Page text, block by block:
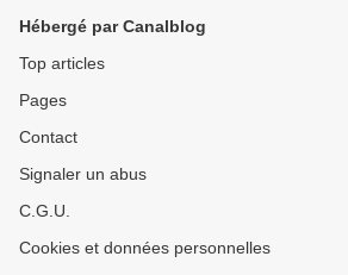
Hébergé par Canalblog
Top articles
Pages
Contact
Signaler un abus
C.G.U.
Cookies et données personnelles